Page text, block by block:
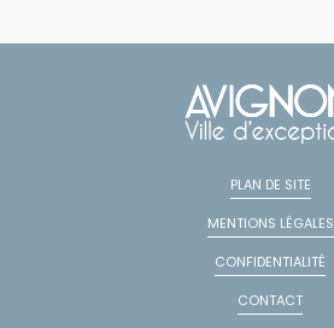
PLAN DE SITE
MENTIONS LÉGALES
CONFIDENTIALITÉ
CONTACT